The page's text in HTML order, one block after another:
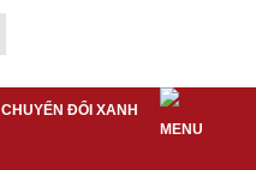
CHUYỂN ĐỔI XANH